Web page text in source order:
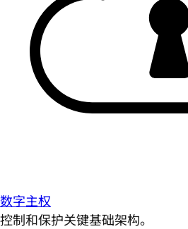
数字主权
控制和保护关键基础架构。